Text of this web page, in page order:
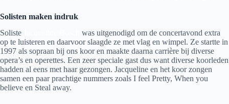
Solisten maken indruk
Soliste
was uitgenodigd om de concertavond extra
op te luisteren en daarvoor slaagde ze met vlag en wimpel. Ze startte in
1997 als sopraan bij ons koor en maakte daarna carrière bij diverse
opera’s en operettes. Een zeer speciale gast dus want diverse koorleden
hadden al eens met haar gezongen. Jacqueline en het koor zongen
samen een paar prachtige nummers zoals I feel Pretty, When you
believe en Steal away.